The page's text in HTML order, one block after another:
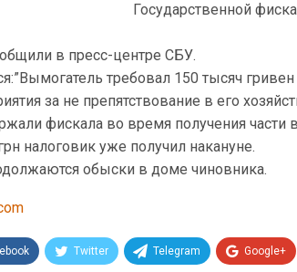
Государственной
в пресс-центре СБУ.
требовал 150 тысяч гривен
за не препятствование в его
фискала во время получения части
налоговик уже получил накануне.
обыски в доме чиновника.
Twitter Telegram Google+